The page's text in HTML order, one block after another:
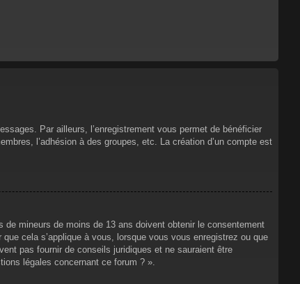
Par ailleurs, l’enregistrement vous permet de bénéficier
l’adhésion à des groupes, etc. La création d’un compte est
mineurs de moins de 13 ans doivent obtenir le consentement
cela s’applique à vous, lorsque vous vous enregistrez ou que
pas fournir de conseils juridiques et ne sauraient être
légales concernant ce forum ? ».